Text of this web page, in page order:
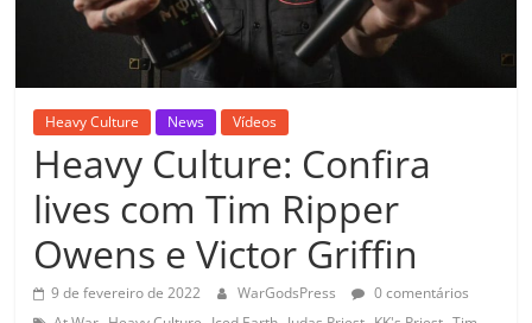
Heavy Culture News Vídeos
Heavy Culture: Confira
lives com Tim Ripper
Owens e Victor Griffin
9 de fevereiro de 2022 WarGodsPress
0 comentários